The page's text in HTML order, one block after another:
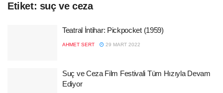
Etiket: suç ve ceza
Teatral İntihar: Pickpocket (1959)
AHMET SERT 29 MART 2022
Suç ve Ceza Film Festivali Tüm Hızıyla Devam
Ediyor